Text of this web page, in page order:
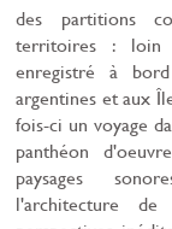
des partitions
territoires : loin
enregistré à
argentines et aux
fois-ci un voyage
panthéon
paysages
l'architecture